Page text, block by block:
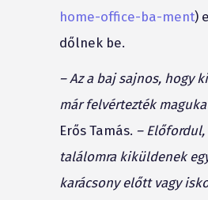
home-office-ba-ment)
dőlnek be.
– Az a baj sajnos, hogy
már felvértezték
Erős Tamás. –
találomra kiküldenek
karácsony előtt vagy